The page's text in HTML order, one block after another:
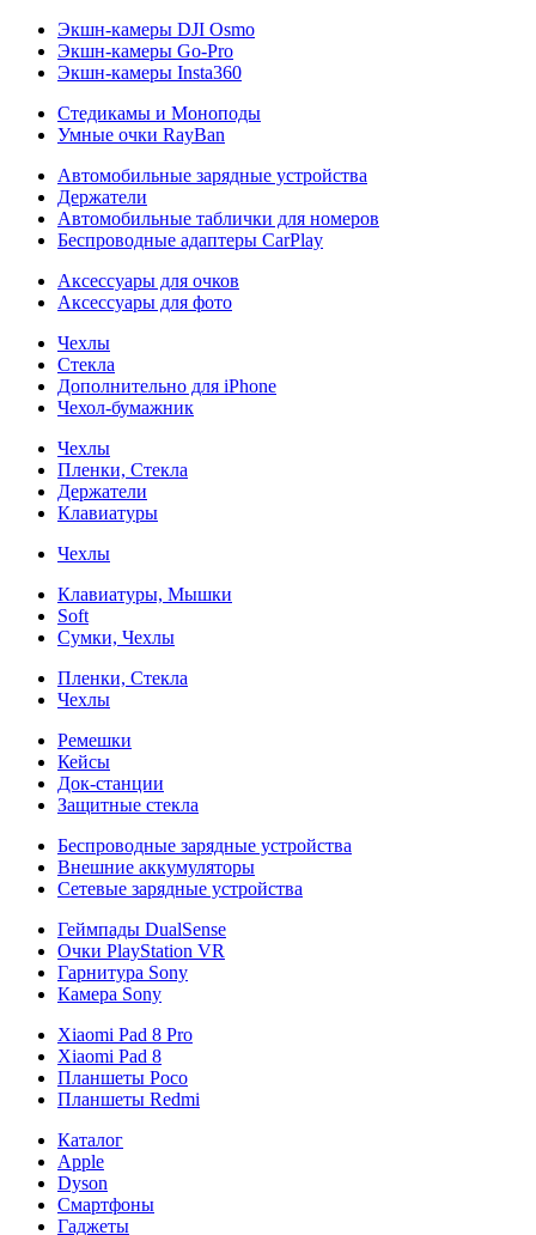
Экшн-камеры DJI Osmo
Экшн-камеры Go-Pro
Экшн-камеры Insta360
Стедикамы и Моноподы
Умные очки RayBan
Автомобильные зарядные устройства
Держатели
Автомобильные таблички для номеров
Беспроводные адаптеры CarPlay
Аксессуары для очков
Аксессуары для фото
Чехлы
Стекла
Дополнительно для iPhone
Чехол-бумажник
Чехлы
Пленки, Стекла
Держатели
Клавиатуры
Чехлы
Клавиатуры, Мышки
Soft
Сумки, Чехлы
Пленки, Стекла
Чехлы
Ремешки
Кейсы
Док-станции
Защитные стекла
Беспроводные зарядные устройства
Внешние аккумуляторы
Сетевые зарядные устройства
Геймпады DualSense
Очки PlayStation VR
Гарнитура Sony
Камера Sony
Xiaomi Pad 8 Pro
Xiaomi Pad 8
Планшеты Poco
Планшеты Redmi
Каталог
Apple
Dyson
Смартфоны
Гаджеты